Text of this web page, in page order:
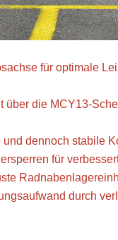
für optimale
über die MCY13-
dennoch stabile
für
durch